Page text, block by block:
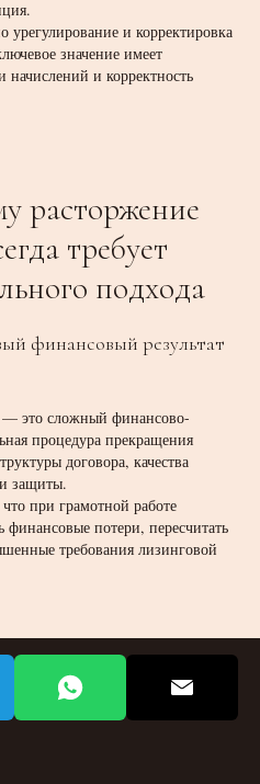
и корректировка
значение имеет
начислений и корректность
расторжение
требует
подхода
финансовый результат
— это сложный финансово-
процедура прекращения
договора, качества
защиты.
при грамотной работе
потери, пересчитать
требования лизинговой